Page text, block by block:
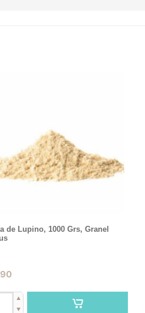
de Lupino, 1000 Grs, Granel
▲
▼